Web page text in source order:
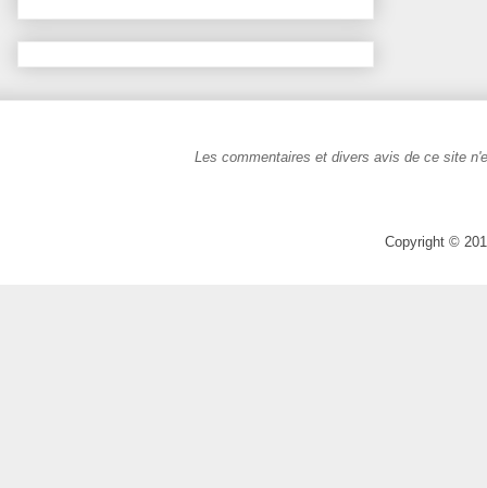
Les commentaires et divers avis de ce site
Copyright ©